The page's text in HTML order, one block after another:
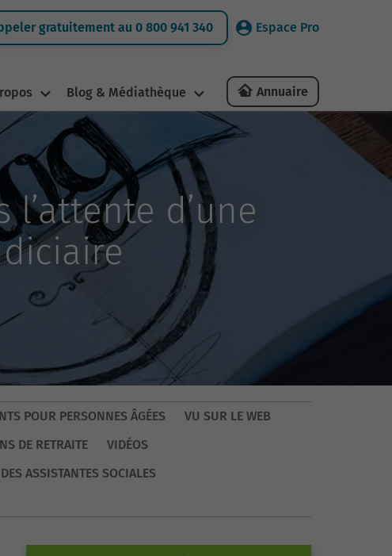
gratuitement au 0 800 941 340 Espace Pro
Blog & Médiathèque Annuaire
d’une
POUR PERSONNES ÂGÉES
VU SUR LE WEB
DE RETRAITE
VIDÉOS
ASSISTANTES SOCIALES